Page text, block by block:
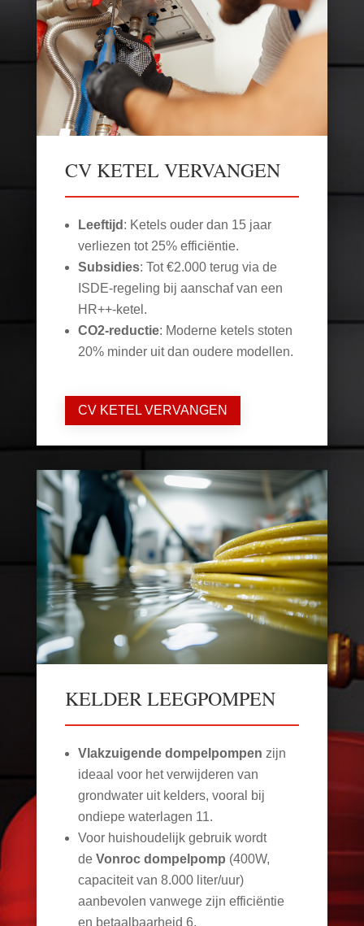
CV KETEL VERVANGEN
Leeftijd : Ketels ouder dan 15 jaar
verliezen tot 25% efficiëntie.
Subsidies: Tot €2.000 terug via de
ISDE-regeling bij aanschaf van een
HR++-ketel.
CO2-reductie: Moderne ketels stoten
20% minder uit dan oudere modellen.
CV KETEL VERVANGEN
KELDER LEEGPOMPEN
Vlakzuigende dompelpompen zijn
ideaal voor het verwijderen van
grondwater uit kelders, vooral bij
ondiepe waterlagen 11.
Voor huishoudelijk gebruik wordt
de Vonroc dompelpomp (400W,
capaciteit van 8.000 liter/uur)
aanbevolen vanwege zijn efficiëntie
en betaalbaarheid 6.